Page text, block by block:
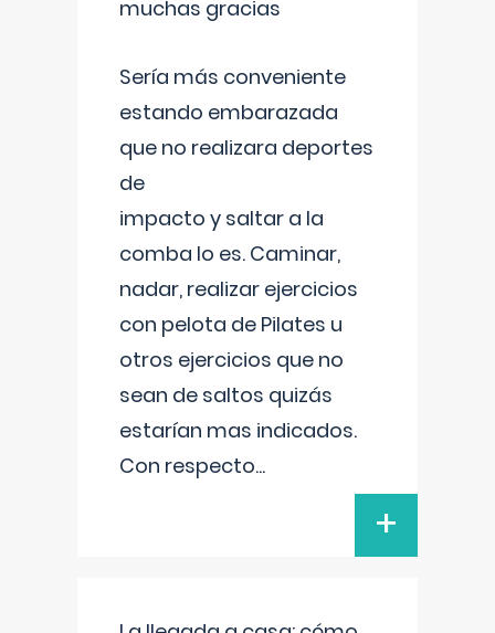
muchas gracias
Sería más conveniente
estando embarazada
que no realizara deportes
de
impacto y saltar a la
comba lo es. Caminar,
nadar, realizar ejercicios
con pelota de Pilates u
otros ejercicios que no
sean de saltos quizás
estarían mas indicados.
Con respecto...
+